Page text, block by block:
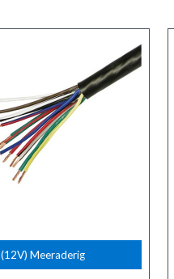
(12V) Meeraderig